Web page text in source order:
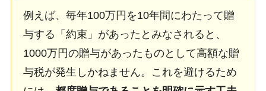
例えば、毎年100万円を10年間にわたって贈
与する「約束」があったとみなされると、
1000万円の贈与があったものとして高額な贈
与税が発生しかねません。これを避けるため